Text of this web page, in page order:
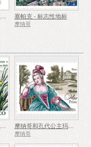
消费满 150 欧元即可获赠精美礼品 - 夏季特惠 塞帕克 - 标志性地标
摩纳哥
摩纳哥/中国联合发行——建交30周年 摩纳哥和孔代公主玛丽亚·卡特琳娜
摩纳哥